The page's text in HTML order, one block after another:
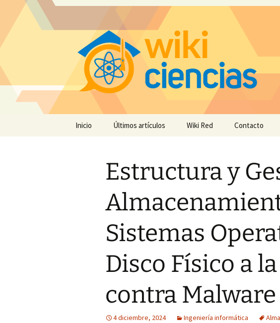
Inicio Últimos artículos Wiki Red Contacto
Estructura y
Sistemas
Disco Físico a
contra Malware
4 diciembre, 2024 Ingeniería informática